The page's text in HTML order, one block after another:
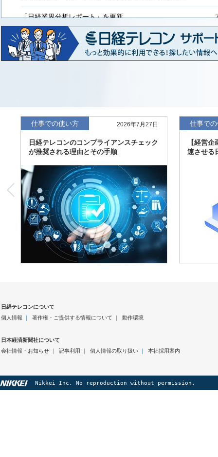
「日経業界分析レポート」を更新
「工業用プラスチック製品」「システムインテグレーター」
など20業界の内容を刷新
「東洋経済海外進出企業情報」の2026年版、約3万6千社を
収録
「日経POS情報マーケットレポート」の最新版、10～3月実
績の市場動向を速報
度の予想を実施
仕事での使い方 2026年7月27日
日経テレコンのコンプライアンスチェック
が推奨される理由とその手順
仕事で
【経営
速させる
日経テレコンについて
個人情報 ｜ 著作権・ご提供する情報について ｜ 動作環境
日本経済新聞社について
会社情報・お知らせ｜ 記事利用 ｜ 個人情報の取り扱い｜ 本社採用案内
Nikkei Inc. No reproduction without permission.